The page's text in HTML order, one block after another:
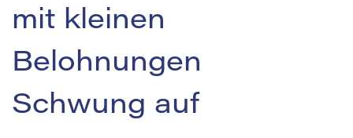
mit kleinen
Belohnungen
Schwung auf